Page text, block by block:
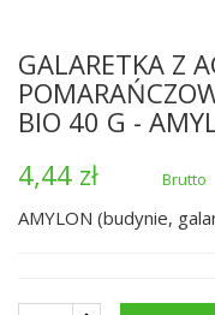
GALARETKA Z
BIO 40 G -
4,44 zł
Brutto
AMYLON (budynie,